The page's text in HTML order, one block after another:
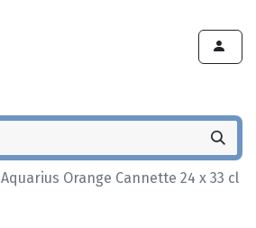
Aquarius Orange Cannette 24 x 33 cl